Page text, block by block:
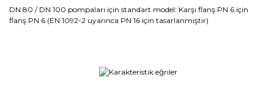
DN 80 / DN 100 pompaları için standart model: Karşı flanş PN 6 için
flanş PN 6 (EN 1092-2 uyarınca PN 16 için tasarlanmıştır)